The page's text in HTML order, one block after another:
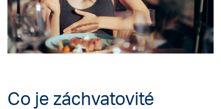
Co je záchvatovité